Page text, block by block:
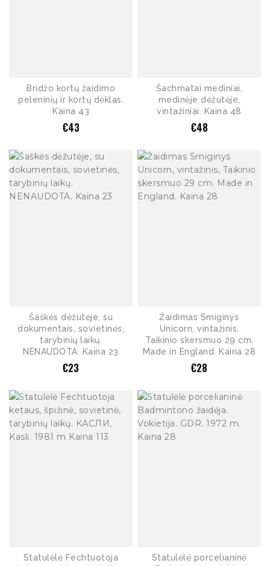
Bridžo kortų žaidimo
peleninių ir kortų dėklas.
Kaina 43
€43
Šachmatai mediniai,
medinėje dėžutėje,
vintažiniai. Kaina 48
€48
Šaškės dėžutėje, su
dokumentais, sovietinės,
tarybinių laikų.
NENAUDOTA. Kaina 23
€23
Žaidimas Smiginys
Unicorn, vintažinis,
Taikinio skersmuo 29 cm.
Made in England. Kaina 28
€28
Statulėlė Fechtuotoja
Statulėlė porcelianinė